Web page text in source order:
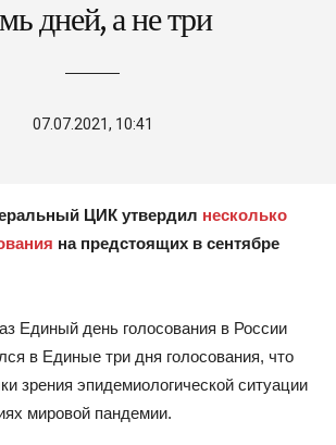
дней, а не три
07.07.2021, 10:41
ЦИК утвердил несколько
на предстоящих в сентябре
Единый день голосования в России
в Единые три дня голосования, что
зрения эпидемиологической ситуации
мировой пандемии.